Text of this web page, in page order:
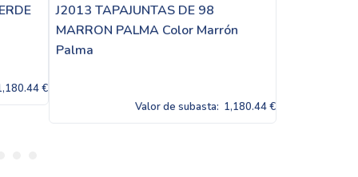
DE 98
Color Marrón
de subasta:
90185 SOLAR ALUCANSA PLATA
Color Plara